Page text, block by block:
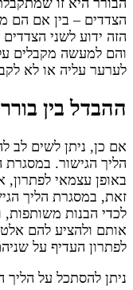
הצדדים – בין אם הם
הזה ידוע לשני
והם למעשה מקבלים
לערער עליה או לא
ההבדל בין
אם כן, ניתן לשים לב
הליך הגישור. במסגרת
באופן עצמאי לפתרון,
זאת, במסגרת הליך
לכדי הבנות
אותם ולהציע להם
לפתרון העדיף על
ניתן להסתכל על